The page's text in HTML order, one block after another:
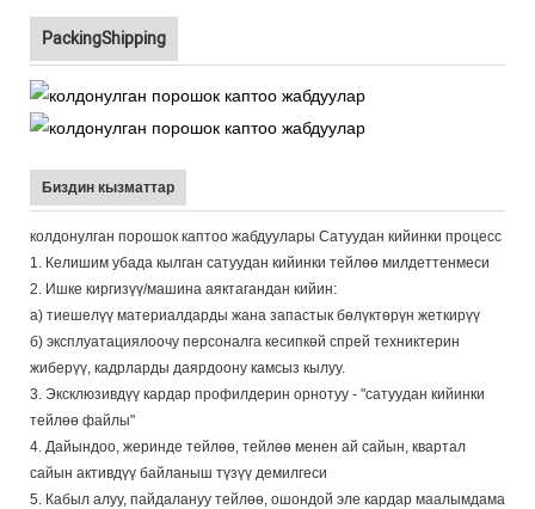
PackingShipping
Биздин кызматтар
колдонулган порошок каптоо жабдуулары Сатуудан кийинки процесс
1. Келишим убада кылган сатуудан кийинки тейлөө милдеттенмеси
2. Ишке киргизүү/машина аяктагандан кийин:
а) тиешелүү материалдарды жана запастык бөлүктөрүн жеткирүү
б) эксплуатациялоочу персоналга кесипкөй спрей техниктерин
жиберүү, кадрларды даярдоону камсыз кылуу.
3. Эксклюзивдүү кардар профилдерин орнотуу - "сатуудан кийинки
тейлөө файлы"
4. Дайындоо, жеринде тейлөө, тейлөө менен ай сайын, квартал
сайын активдүү байланыш түзүү демилгеси
5. Кабыл алуу, пайдалануу тейлөө, ошондой эле кардар маалымдама